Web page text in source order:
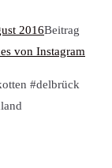
2016Beitrag
von Instagram
#delbrück